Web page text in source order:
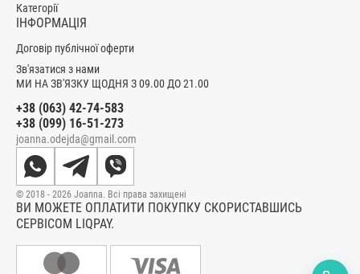
МИ НА ЗВ'ЯЗКУ ЩОДНЯ З 09.00 ДО 21.00
+38 (063) 42-74-583
+38 (099) 16-51-273
joanna.odejda@gmail.com
Категорії
ІНФОРМАЦІЯ
Договір публічної оферти
Зв'язатися з нами
ВИ МОЖЕТЕ ОПЛАТИТИ ПОКУПКУ СКОРИСТАВШИСЬ
СЕРВІСОМ LIQPAY.
© 2018 - 2026 Joanna. Всі права захищені